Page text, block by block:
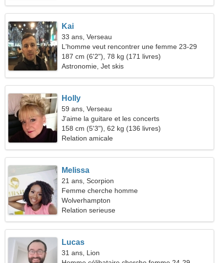
Kai
33 ans, Verseau
L'homme veut rencontrer une femme 23-29
187 cm (6'2"), 78 kg (171 livres)
Astronomie, Jet skis
Holly
59 ans, Verseau
J'aime la guitare et les concerts
158 cm (5'3"), 62 kg (136 livres)
Relation amicale
Melissa
21 ans, Scorpion
Femme cherche homme
Wolverhampton
Relation serieuse
Lucas
31 ans, Lion